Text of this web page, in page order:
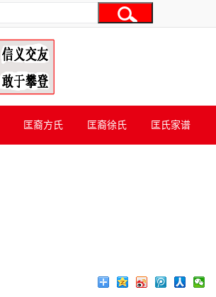
匡裔方氏 匡裔徐氏 匡氏家谱